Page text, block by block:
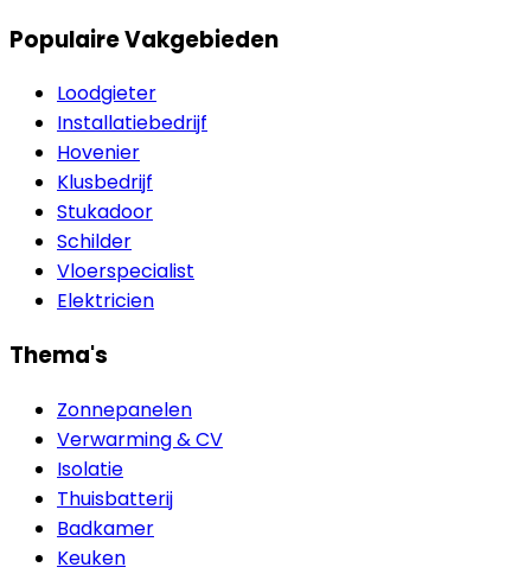
Populaire Vakgebieden
Loodgieter
Installatiebedrijf
Hovenier
Klusbedrijf
Stukadoor
Schilder
Vloerspecialist
Elektricien
Thema's
Zonnepanelen
Verwarming & CV
Isolatie
Thuisbatterij
Badkamer
Keuken